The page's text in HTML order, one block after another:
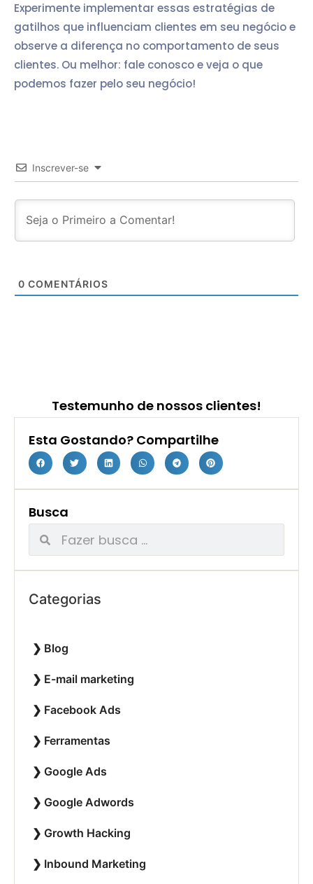
Experimente implementar essas estratégias de
gatilhos que influenciam clientes em seu negócio e
observe a diferença no comportamento de seus
clientes. Ou melhor: fale conosco e veja o que
podemos fazer pelo seu negócio!
Inscrever-se
0 COMENTÁRIOS
Testemunho de nossos clientes!
Esta Gostando? Compartilhe
Busca
Categorias
Blog
E-mail marketing
Facebook Ads
Ferramentas
Google Ads
Google Adwords
Growth Hacking
Inbound Marketing